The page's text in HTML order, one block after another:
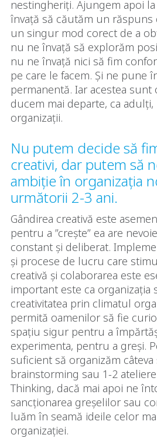
nestingheriți. Ajungem apoi
învață să căutăm un răspuns
un singur mod corect de a
nu ne învață să explorăm
nu ne învață nici să fim
pe care le facem. Și ne pune
permanentă. Iar acestea
ducem mai departe, ca
organizații.
Nu putem decide să
creativi, dar putem să
ambiție în organizația
următorii 2-3 ani.
Gândirea creativă este
pentru a ”crește” ea are
constant și deliberat.
și procese de lucru care
creativă și colaborarea este
important este ca organizația
creativitatea prin climatul
permită oamenilor să fie
spațiu sigur pentru a
experimenta, pentru a greși.
suficient să organizăm
brainstorming sau 1-2
Thinking, dacă mai apoi ne
sancționarea greșelilor sau
luăm în seamă ideile celor
organizației.